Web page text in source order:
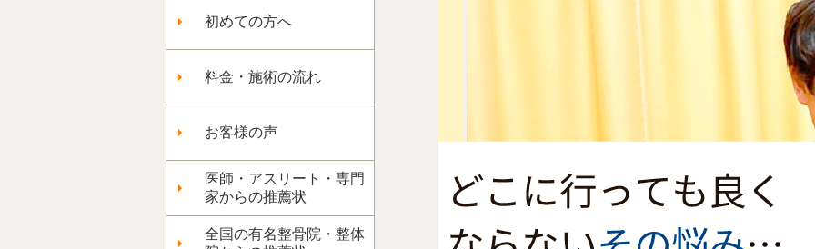
初めての方へ
料金・施術の流れ
お客様の声
医師・アスリート・専門
家からの推薦状
全国の有名整骨院・整体